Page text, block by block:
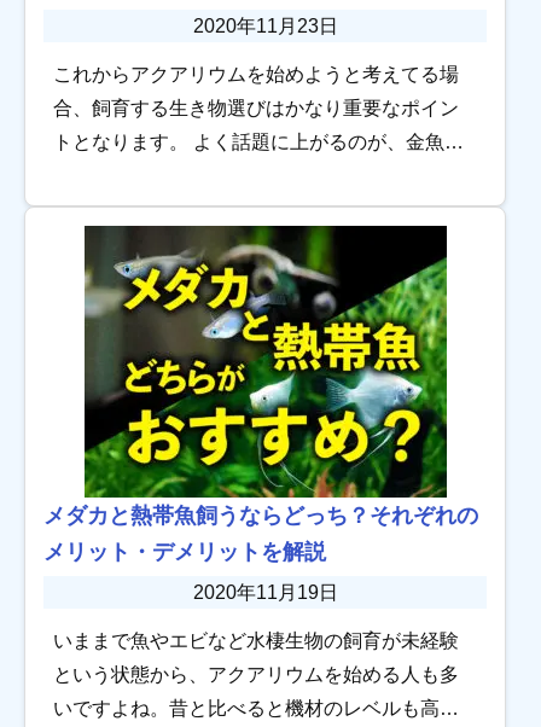
2020年11月23日
これからアクアリウムを始めようと考えてる場
合、飼育する生き物選びはかなり重要なポイン
トとなります。 よく話題に上がるのが、金魚と
疑問。 金魚は病気になりやすく短命なイメージ
メダカと熱帯魚飼うならどっち？それぞれの
メリット・デメリットを解説
2020年11月19日
いままで魚やエビなど水棲生物の飼育が未経験
という状態から、アクアリウムを始める人も多
いですよね。昔と比べると機材のレベルも高く